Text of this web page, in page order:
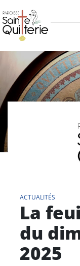
ACTUALITÉS
La
du
2025